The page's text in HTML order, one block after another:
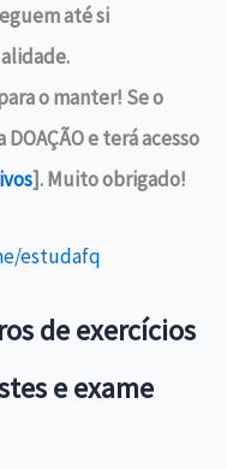
até si
o manter! Se o
e terá acesso
]. Muito obrigado!
de exercícios
e exame